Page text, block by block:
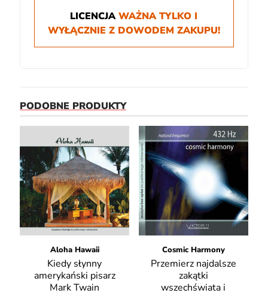
LICENCJA WAŻNA TYLKO I
WYŁĄCZNIE Z DOWODEM ZAKUPU!
PODOBNE PRODUKTY
Aloha Hawaii
Kiedy słynny
amerykański pisarz
Mark Twain
Cosmic Harmony
Przemierz najdalsze
zakątki
wszechświata i